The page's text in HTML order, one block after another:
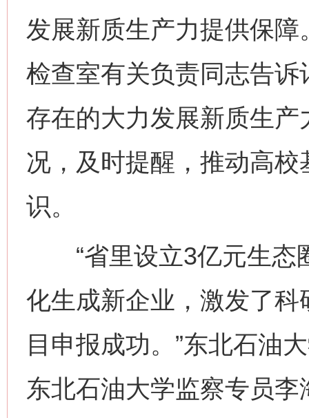
发展新质生产力提供保障
检查室有关负责同志告
存在的大力发展新质生
况，及时提醒，推动高
识。
“省里设立3亿元生态
化生成新企业，激发了
目申报成功。”东北石油
东北石油大学监察专员